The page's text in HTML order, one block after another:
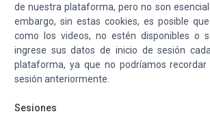
de nuestra plataforma, pero no son
embargo, sin estas cookies, es posible
como los videos, no estén disponibles o
ingrese sus datos de inicio de sesión
plataforma, ya que no podríamos recordar
sesión anteriormente.
Sesiones